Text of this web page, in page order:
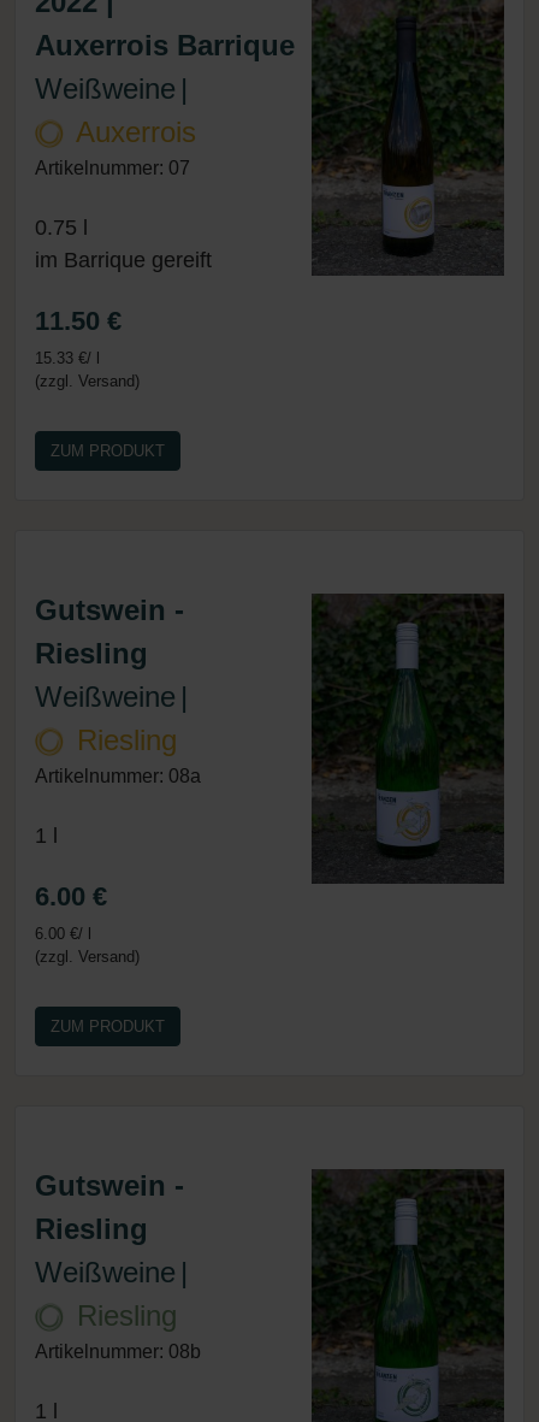
Auxerrois Barrique
Weißweine |
Auxerrois
Artikelnummer: 07
0.75 l
im Barrique gereift
11.50 €
15.33 €/ l
(zzgl. Versand)
ZUM PRODUKT
Gutswein -
Riesling
Weißweine |
Riesling
Artikelnummer: 08a
1 l
6.00 €
6.00 €/ l
(zzgl. Versand)
ZUM PRODUKT
Gutswein -
Riesling
Weißweine |
Riesling
Artikelnummer: 08b
1 l